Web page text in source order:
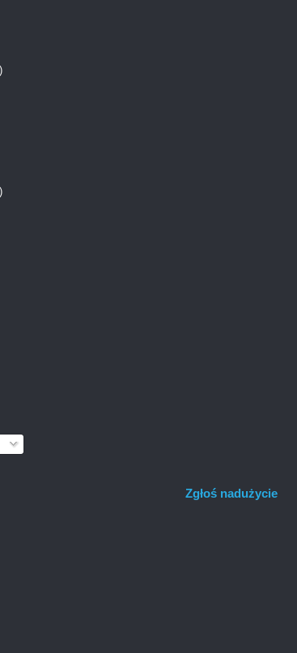
Zgłoś nadużycie